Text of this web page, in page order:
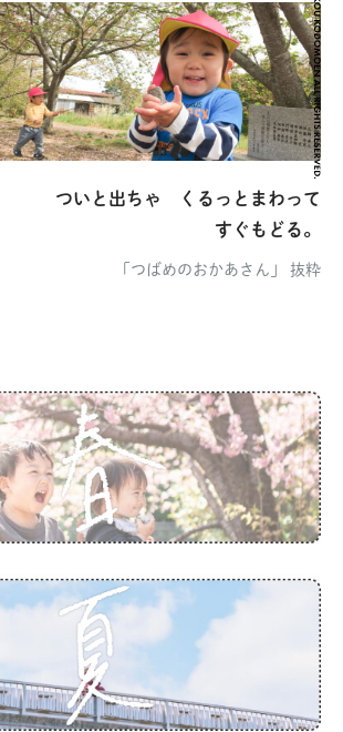
ついと出ちゃ くるっとまわって
すぐもどる。
「つばめのおかあさん」 抜粋